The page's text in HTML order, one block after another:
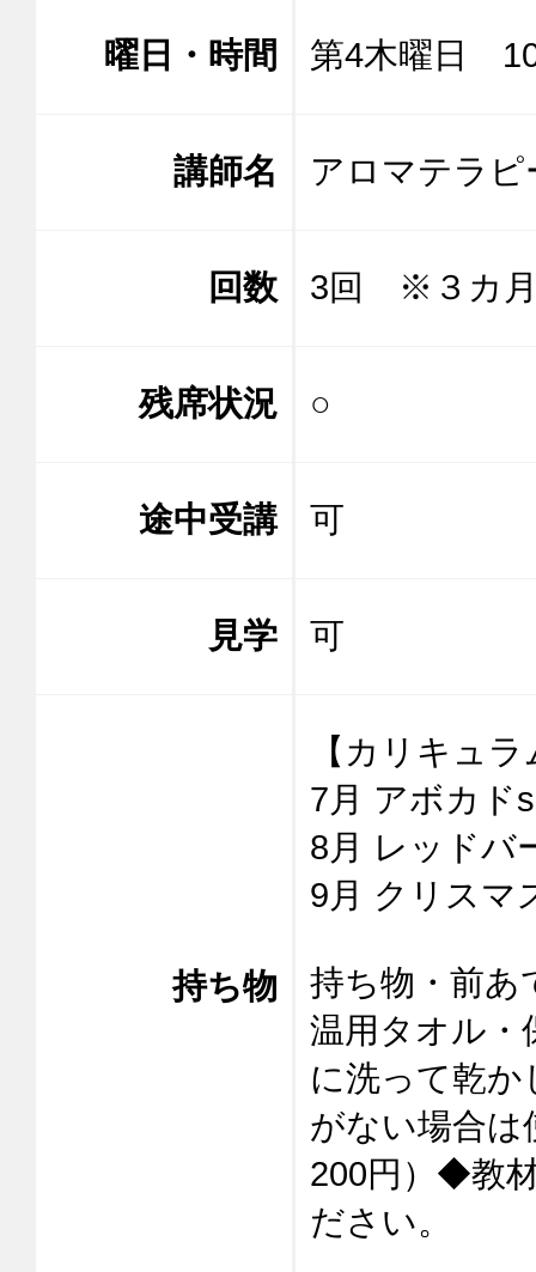
曜日・時間 第4木曜日
講師名 アロマテ
回数 3回 ※３カ
残席状況 ○
途中受講 可
見学 可
持ち物
【カリキュラ
7月 アボカド
8月 レッドバ
9月 クリスマ
持ち物・前あ
温用タオル・
に洗って乾
がない場合は
200円）◆教
ださい。